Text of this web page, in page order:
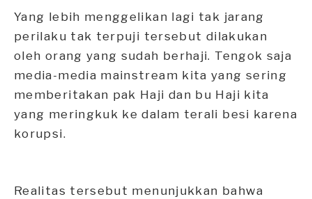
Yang lebih menggelikan lagi tak jarang
perilaku tak terpuji tersebut dilakukan
oleh orang yang sudah berhaji. Tengok saja
media-media mainstream kita yang sering
memberitakan pak Haji dan bu Haji kita
yang meringkuk ke dalam terali besi karena
korupsi.
Realitas tersebut menunjukkan bahwa